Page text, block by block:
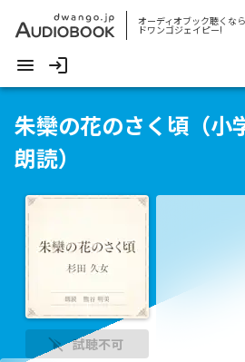
オーディオブック聴くなら
ドワンゴジェイピー!
朱欒の花のさく頃（小
朗読）
試聴不可